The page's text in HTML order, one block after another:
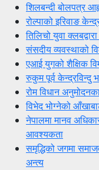
शिलबन्दी बोलपत्र
रोल्पाको इरिवाङ
तिलिचो युवा
संसदीय व्यवस्थाको
एआई युगको शैक्षिक
रुकुम पूर्व केन्द्रविन्दु
रोम विधान
विभेद भोग्नेको
नेपालमा मानव
आवश्यकता
समृद्धिको जगमा
अन्त्य